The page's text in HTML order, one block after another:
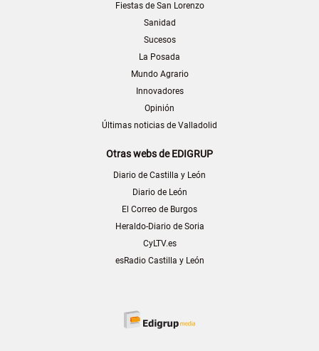
Fiestas de San Lorenzo
Sanidad
Sucesos
La Posada
Mundo Agrario
Innovadores
Opinión
Últimas noticias de Valladolid
Otras webs de EDIGRUP
Diario de Castilla y León
Diario de León
El Correo de Burgos
Heraldo-Diario de Soria
CyLTV.es
esRadio Castilla y León